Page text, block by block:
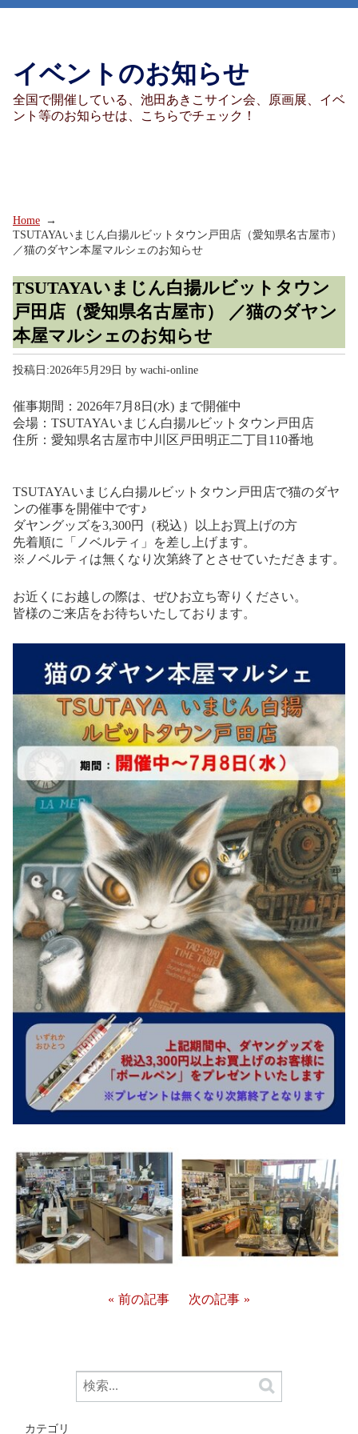
イベントのお知らせ
全国で開催している、池田あきこサイン会、原画展、イベ
ント等のお知らせは、こちらでチェック！
Home
TSUTAYAいまじん白揚ルビットタウン戸田店（愛知県名古屋市）
／猫のダヤン本屋マルシェのお知らせ
TSUTAYAいまじん白揚ルビットタウン
戸田店（愛知県名古屋市） ／猫のダヤン
本屋マルシェのお知らせ
投稿日:2026年5月29日 by wachi-online
催事期間：2026年7月8日(水) まで開催中
会場：TSUTAYAいまじん白揚ルビットタウン戸田店
住所：愛知県名古屋市中川区戸田明正二丁目110番地
TSUTAYAいまじん白揚ルビットタウン戸田店で猫のダヤ
ンの催事を開催中です♪
ダヤングッズを3,300円（税込）以上お買上げの方
先着順に「ノベルティ」を差し上げます。
※ノベルティは無くなり次第終了とさせていただきます。
お近くにお越しの際は、ぜひお立ち寄りください。
皆様のご来店をお待ちいたしております。
前の記事 次の記事
カテゴリ